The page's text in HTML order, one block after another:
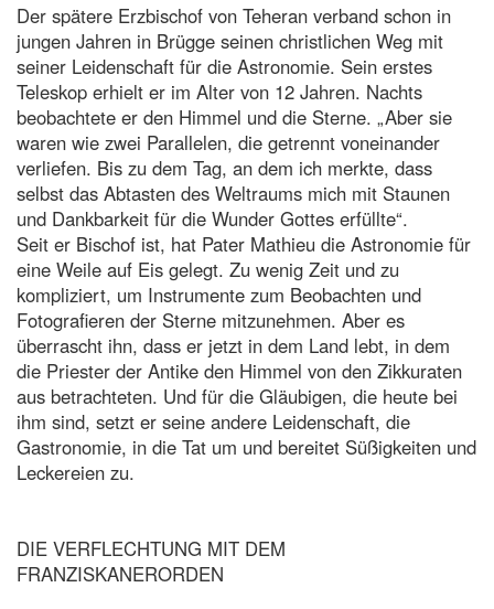
Der spätere Erzbischof von Teheran verband schon in
jungen Jahren in Brügge seinen christlichen Weg mit
seiner Leidenschaft für die Astronomie. Sein erstes
Teleskop erhielt er im Alter von 12 Jahren. Nachts
beobachtete er den Himmel und die Sterne. „Aber sie
waren wie zwei Parallelen, die getrennt voneinander
verliefen. Bis zu dem Tag, an dem ich merkte, dass
selbst das Abtasten des Weltraums mich mit Staunen
und Dankbarkeit für die Wunder Gottes erfüllte“.
Seit er Bischof ist, hat Pater Mathieu die Astronomie für
eine Weile auf Eis gelegt. Zu wenig Zeit und zu
kompliziert, um Instrumente zum Beobachten und
Fotografieren der Sterne mitzunehmen. Aber es
überrascht ihn, dass er jetzt in dem Land lebt, in dem
die Priester der Antike den Himmel von den Zikkuraten
aus betrachteten. Und für die Gläubigen, die heute bei
ihm sind, setzt er seine andere Leidenschaft, die
Gastronomie, in die Tat um und bereitet Süßigkeiten und
Leckereien zu.
DIE VERFLECHTUNG MIT DEM
FRANZISKANERORDEN